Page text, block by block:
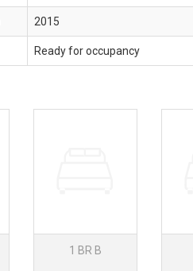
2015
Ready for occupancy
1 BR B